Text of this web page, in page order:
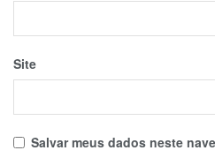
Site
Salvar meus dados neste